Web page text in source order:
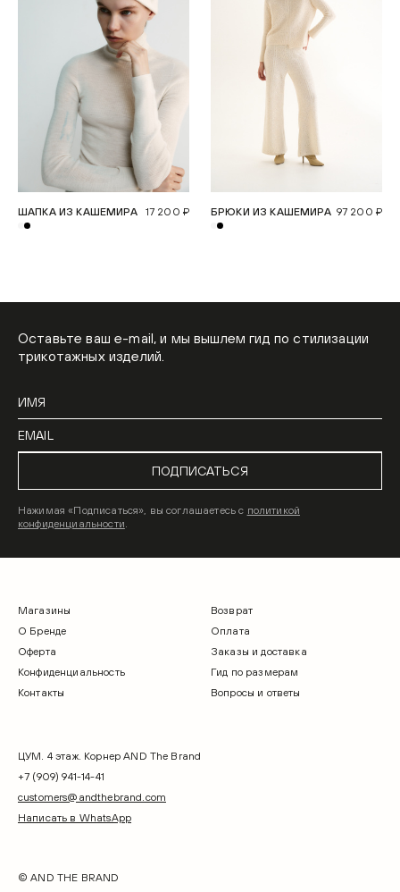
ШАПКА ИЗ КАШЕМИРА 17 200 ₽ БРЮКИ ИЗ КАШЕМИРА 97 200 ₽
Оставьте ваш e-mail, и мы вышлем гид по стилизации
трикотажных изделий.
ПОДПИСАТЬСЯ
Нажимая «Подписаться», вы соглашаетесь с политикой
конфиденциальности.
Магазины
О Бренде
Оферта
Конфиденциальность
Контакты
Возврат
Оплата
Заказы и доставка
Гид по размерам
Вопросы и ответы
ЦУМ. 4 этаж. Корнер AND The Brand
+7 (909) 941-14-41
customers@andthebrand.com
Написать в WhatsApp
© AND THE BRAND